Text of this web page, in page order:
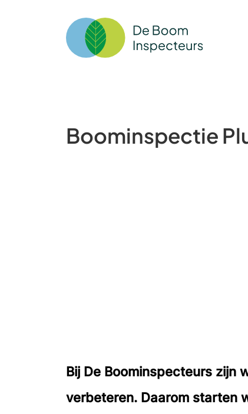
Boominspectie
Bij De Boominspecteurs zijn
verbeteren. Daarom starten